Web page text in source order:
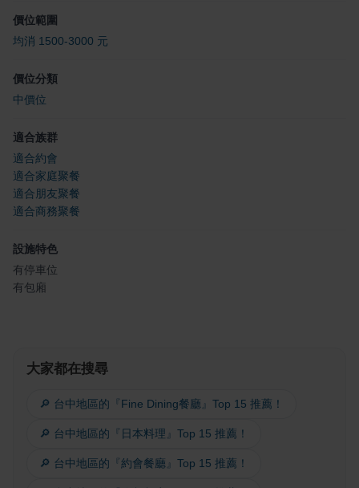
價位範圍
均消 1500-3000 元
價位分類
中價位
適合族群
適合約會
適合家庭聚餐
適合朋友聚餐
適合商務聚餐
設施特色
有停車位
有包廂
大家都在搜尋
🔎 台中地區的『Fine Dining餐廳』Top 15 推薦！
🔎 台中地區的『日本料理』Top 15 推薦！
🔎 台中地區的『約會餐廳』Top 15 推薦！